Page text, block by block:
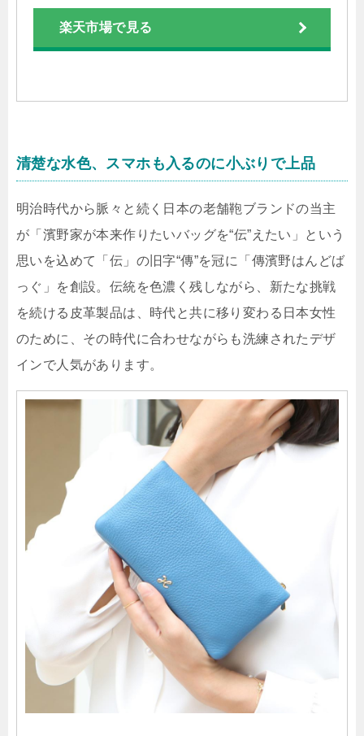
楽天市場で見る
清楚な水色、スマホも入るのに小ぶりで上品
明治時代から脈々と続く日本の老舗鞄ブランドの当主
が「濱野家が本来作りたいバッグを“伝”えたい」という
思いを込めて「伝」の旧字“傳”を冠に「傳濱野はんどば
っぐ」を創設。伝統を色濃く残しながら、新たな挑戦
を続ける皮革製品は、時代と共に移り変わる日本女性
のために、その時代に合わせながらも洗練されたデザ
インで人気があります。